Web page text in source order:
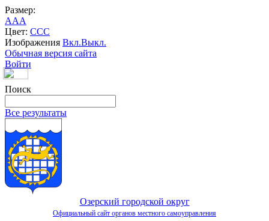
Размер:
AAA
Цвет: CCC
Изображения Вкл.Выкл.
Обычная версия сайта
Войти
Поиск
Все результаты
Озерский городской округ
Официальный сайт органов местного самоуправления